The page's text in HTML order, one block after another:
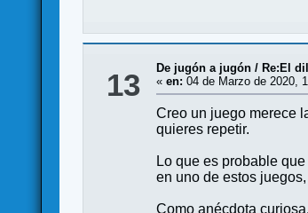
13 De jugón a jugón / Re:El
«en: 04 de Marzo de 2020,
Creo un juego merece
quieres repetir.
Lo que es probable
en uno de estos
Como anécdota